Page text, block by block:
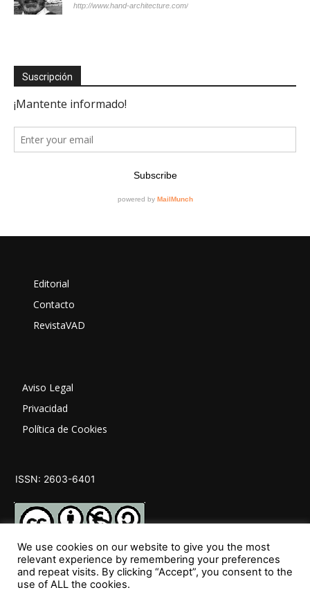
http://www.hand-architecture.com/
Suscripción
Editorial
Contacto
RevistaVAD
Aviso Legal
Privacidad
Política de Cookies
ISSN: 2603-6401
SÍGUENOS
We use cookies on our website to give you the most
relevant experience by remembering your preferences
and repeat visits. By clicking “Accept”, you consent to the
use of ALL the cookies.